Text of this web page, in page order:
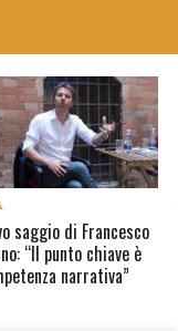
saggio di Francesco
“Il punto chiave è
narrativa”